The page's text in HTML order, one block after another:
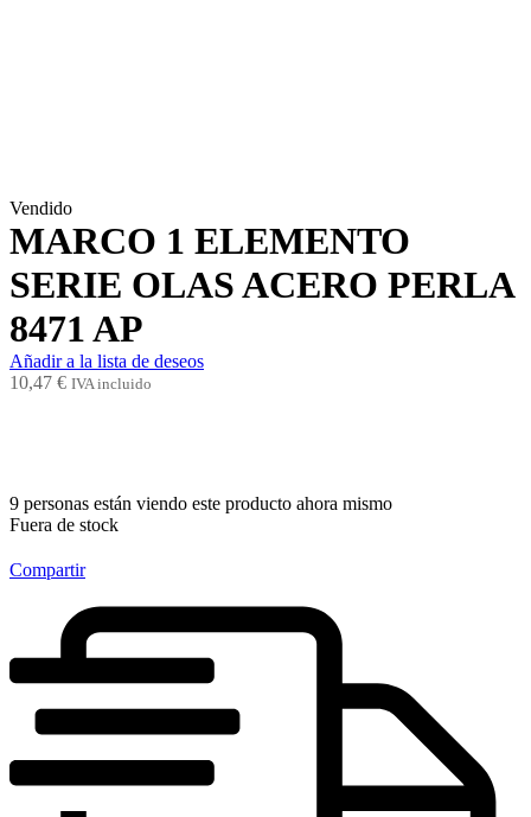
Vendido
MARCO 1 ELEMENTO
SERIE OLAS ACERO PERLA
8471 AP
Añadir a la lista de deseos
10,47 € IVA incluido
9 personas están viendo este producto ahora mismo
Fuera de stock
Compartir